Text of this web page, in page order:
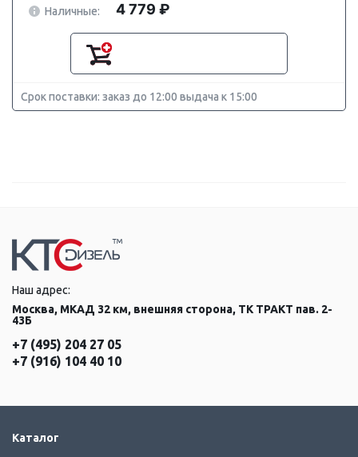
Наличные:
4 779 ₽
Срок поставки: заказ до 12:00 выдача к 15:00
Наш адрес:
Москва, МКАД 32 км, внешняя сторона, ТК ТРАКТ пав. 2-
43Б
+7 (495) 204 27 05
+7 (916) 104 40 10
Каталог